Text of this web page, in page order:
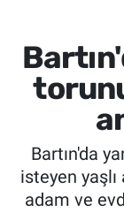
Bartın'da
isteyen yaşlı
adam ve
SAĞLIK